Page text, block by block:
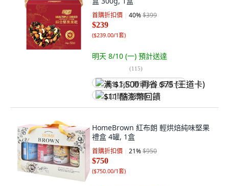
首購折扣價 40%$399
$239
($239.00/1套)
明天 8/10 (一) 預計送達
(115)
满 $1,500 再省 $75 (王道卡)
$11 酷澎幣回饋
HomeBrown 紅布朗 輕烘焙純味堅果
禮盒 4罐, 1盒
首購折扣價 21%$950
$750
($750.00/1套)